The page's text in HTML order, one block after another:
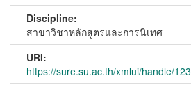
Discipline:
สาขาวิชาหลักสูตรและการนิเทศ
URI:
https://sure.su.ac.th/xmlui/handle/